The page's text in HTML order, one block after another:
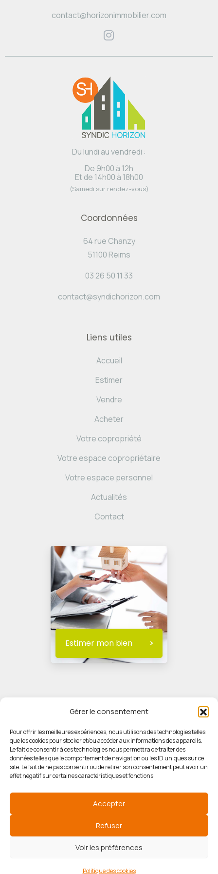
Gérer le consentement
Pour offrir les meilleures expériences, nous utilisons des technologies telles
que les cookies pour stocker et/ou accéder aux informations des appareils.
Le fait de consentir à ces technologies nous permettra de traiter des
données telles que le comportement de navigation ou les ID uniques sur ce
site. Le fait de ne pas consentir ou de retirer son consentement peut avoir un
effet négatif sur certaines caractéristiques et fonctions.
Accepter
Refuser
Voir les préférences
Politique des cookies
contact@horizonimmobilier.com
Du lundi au vendredi :
De 9h00 à 12h
Et de 14h00 à 18h00
(Samedi sur rendez-vous)
Coordonnées
64 rue Chanzy
51100 Reims
03 26 50 11 33
contact@syndichorizon.com
Liens utiles
Accueil
Estimer
Vendre
Acheter
Votre copropriété
Votre espace copropriétaire
Votre espace personnel
Actualités
Contact
Estimer mon bien
© HORIZON IMMOBILIER
Mentions légales
Politique des cookies